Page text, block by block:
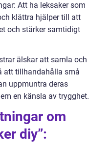
Att ha leksaker som
klättra hjälper till att
och stärker samtidigt
älskar att samla och
att tillhandahålla små
uppmuntra deras
en känsla av trygghet.
om
diy”: